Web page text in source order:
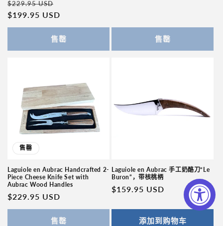
常
规
价
$229.95 USD
销
价
$199.95 USD
售罄 售罄
售罄
Laguiole en Aubrac Handcrafted 2-
Piece Cheese Knife Set with
Aubrac Wood Handles
常
规
$229.95 USD
售罄
Laguiole en Aubrac 手工奶酪刀“Le
Buron”，带核桃柄
常
$159.95 USD
添加到购物车